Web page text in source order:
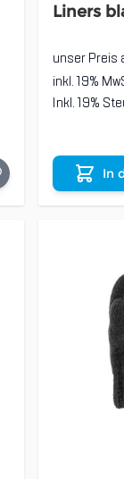
Liners
unser Preis
inkl. 19%
Inkl. 19%
In